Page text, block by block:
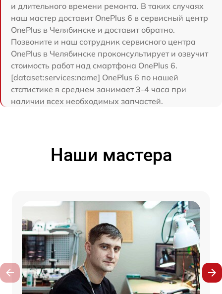
и длительного времени ремонта. В таких случаях
наш мастер доставит OnePlus 6 в сервисный центр
OnePlus в Челябинске и доставит обратно.
Позвоните и наш сотрудник сервисного центра
OnePlus в Челябинске проконсультирует и озвучит
стоимость работ над смартфона OnePlus 6.
[dataset:services:name] OnePlus 6 по нашей
статистике в среднем занимает 3-4 часа при
наличии всех необходимых запчастей.
Наши мастера